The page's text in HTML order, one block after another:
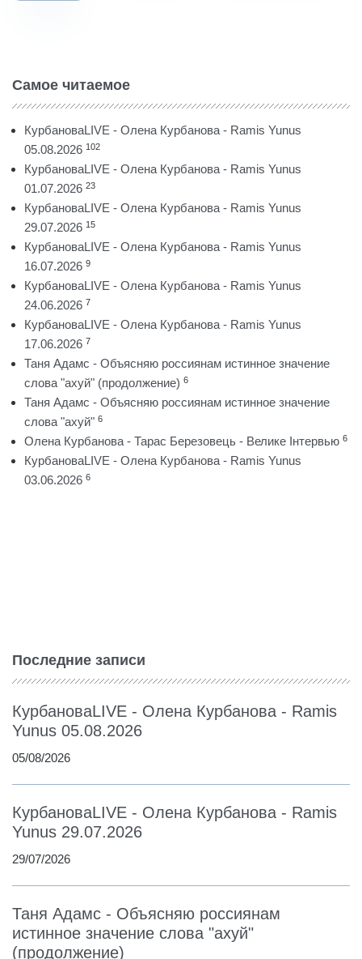
Самое читаемое
КурбановаLIVE - Олена Курбанова - Ramis Yunus
05.08.2026 102
КурбановаLIVE - Олена Курбанова - Ramis Yunus
01.07.2026 23
КурбановаLIVE - Олена Курбанова - Ramis Yunus
29.07.2026 15
КурбановаLIVE - Олена Курбанова - Ramis Yunus
16.07.2026 9
КурбановаLIVE - Олена Курбанова - Ramis Yunus
24.06.2026 7
КурбановаLIVE - Олена Курбанова - Ramis Yunus
17.06.2026 7
Таня Адамс - Объясняю россиянам истинное значение
слова "ахуй" (продолжение) 6
Таня Адамс - Объясняю россиянам истинное значение
слова "ахуй" 6
Олена Курбанова - Тарас Березовець - Велике Інтервью 6
КурбановаLIVE - Олена Курбанова - Ramis Yunus
03.06.2026 6
Последние записи
КурбановаLIVE - Олена Курбанова - Ramis
Yunus 05.08.2026
05/08/2026
КурбановаLIVE - Олена Курбанова - Ramis
Yunus 29.07.2026
29/07/2026
Таня Адамс - Объясняю россиянам
истинное значение слова "ахуй"
(продолжение)